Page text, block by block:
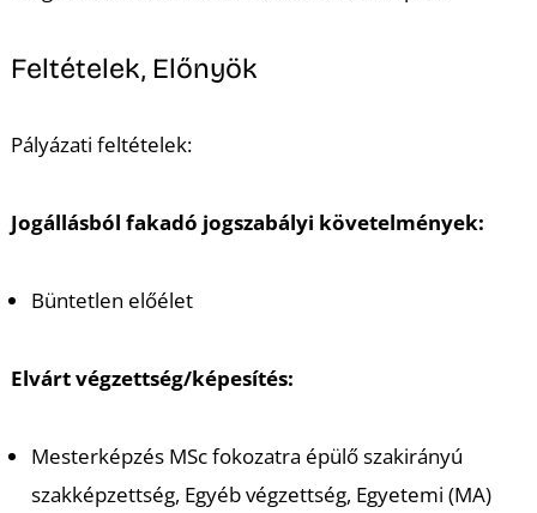
Feltételek, Előnyök
Pályázati feltételek:
Jogállásból fakadó jogszabályi követelmények:
Büntetlen előélet
Elvárt végzettség/képesítés:
Mesterképzés MSc fokozatra épülő szakirányú
szakképzettség, Egyéb végzettség, Egyetemi (MA)